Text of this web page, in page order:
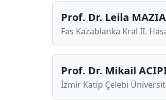
Prof. Dr. Leila
Fas Kazablanka Kral II.
Prof. Dr. Mikail
İzmir Katip Çelebi